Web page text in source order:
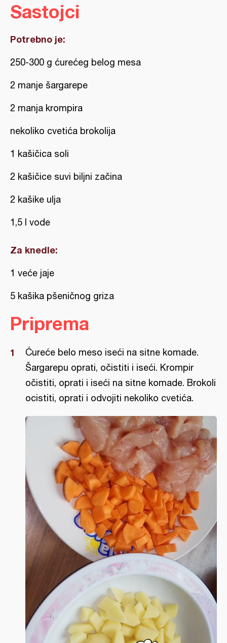
Sastojci
Potrebno je:
250-300 g ćurećeg belog mesa
2 manje šargarepe
2 manja krompira
nekoliko cvetića brokolija
1 kašičica soli
2 kašičice suvi biljni začina
2 kašike ulja
1,5 l vode
Za knedle:
1 veće jaje
5 kašika pšeničnog griza
Priprema
Ćureće belo meso iseći na sitne komade.
Šargarepu oprati, očistiti i iseći. Krompir
očistiti, oprati i iseći na sitne komade. Brokoli
ocistiti, oprati i odvojiti nekoliko cvetića.